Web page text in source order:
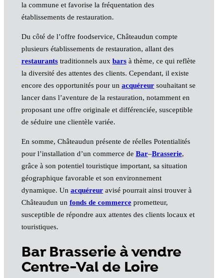
la commune et favorise la fréquentation des
établissements de restauration.
Du côté de l’offre foodservice, Châteaudun compte
plusieurs établissements de restauration, allant des
restaurantstraditionnels aux barsà thème, ce qui reflète
la diversité des attentes des clients. Cependant, il existe
encore des opportunités pour un acquéreursouhaitant se
lancer dans l’aventure de la restauration, notamment en
proposant une offre originale et différenciée, susceptible
de séduire une clientèle variée.
En somme, Châteaudun présente de réelles Potentialités
pour l’installation d’un commerce de Bar–Brasserie,
grâce à son potentiel touristique important, sa situation
géographique favorable et son environnement
dynamique. Un acquéreuravisé pourrait ainsi trouver à
Châteaudun un fonds de commerceprometteur,
susceptible de répondre aux attentes des clients locaux et
touristiques.
Bar Brasserie à vendre
Centre-Val de Loire